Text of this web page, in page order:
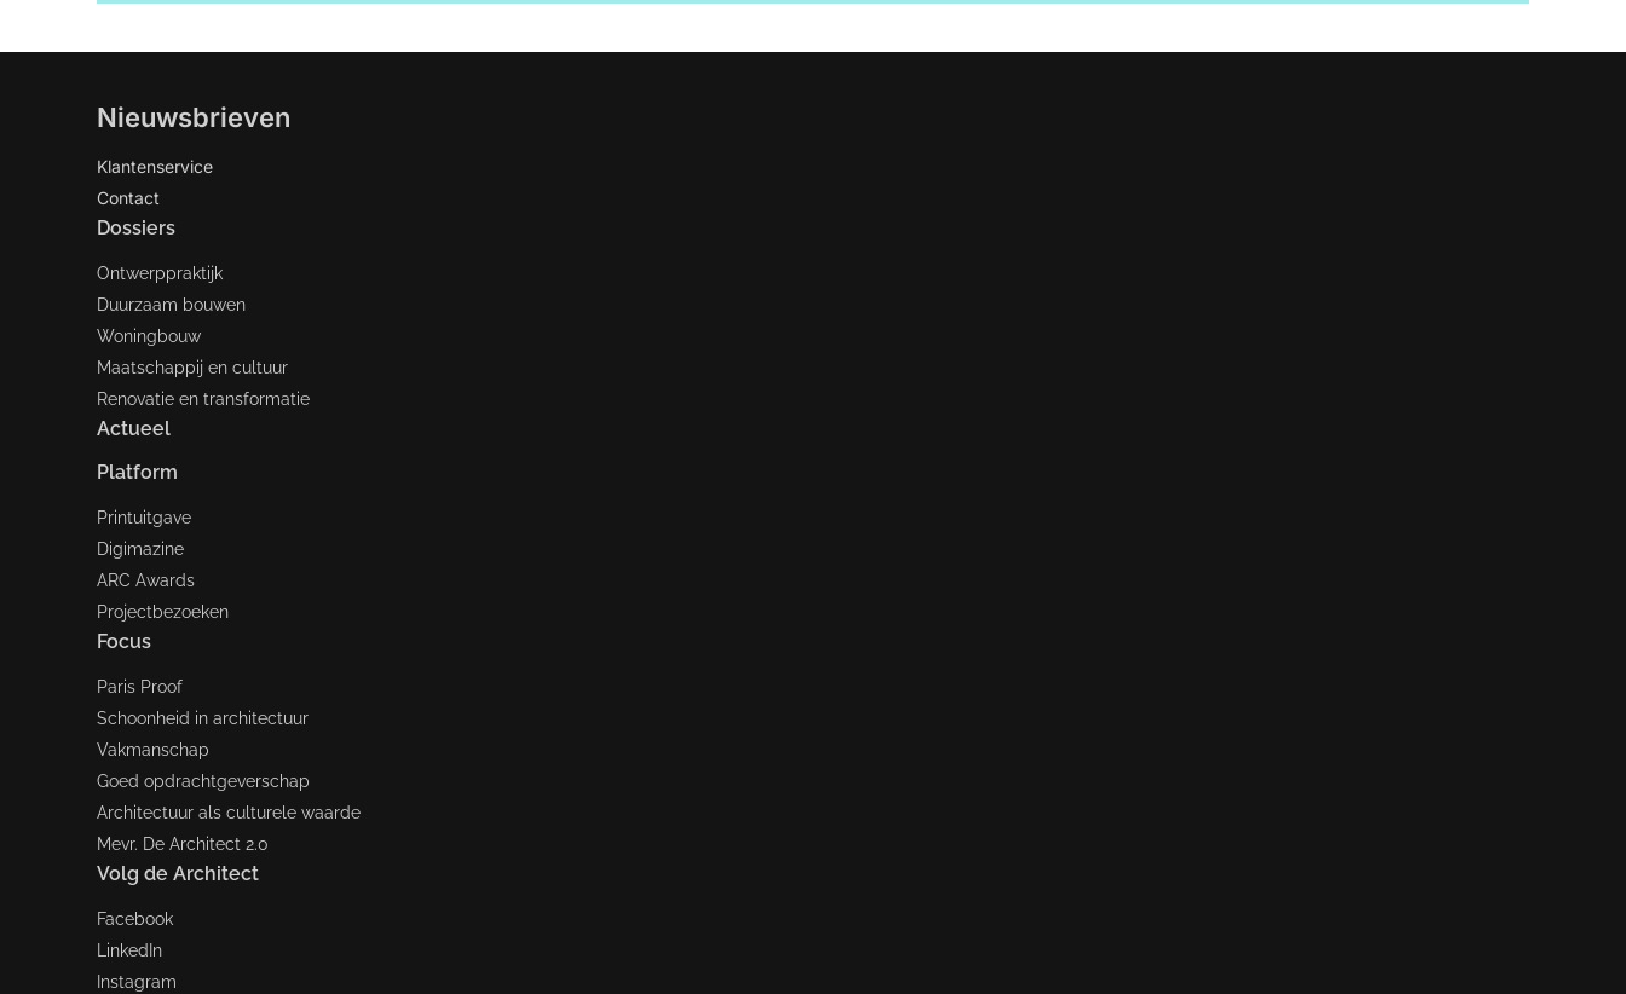
Nieuwsbrieven
Klantenservice
Contact
Dossiers
Ontwerppraktijk
Duurzaam bouwen
Woningbouw
Maatschappij en cultuur
Renovatie en transformatie
Actueel
Platform
Printuitgave
Digimazine
ARC Awards
Projectbezoeken
Focus
Paris Proof
Schoonheid in architectuur
Vakmanschap
Goed opdrachtgeverschap
Architectuur als culturele waarde
Mevr. De Architect 2.0
Volg de Architect
Facebook
LinkedIn
Instagram